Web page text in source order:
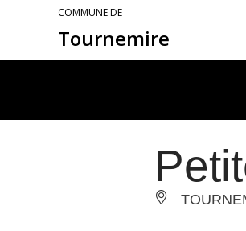
COMMUNE DE
Tournemire